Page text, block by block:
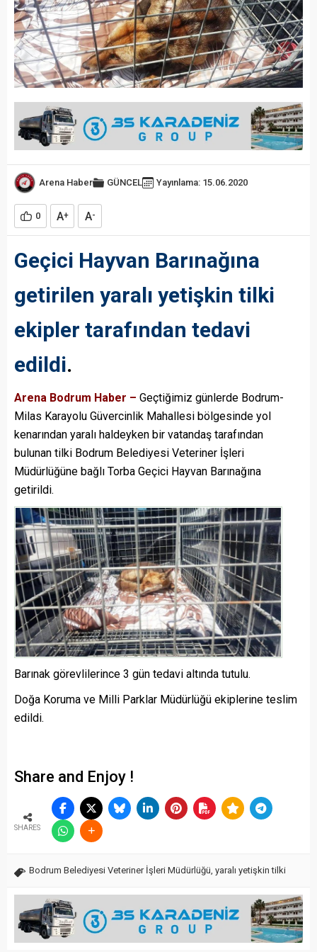
Arena Haber GÜNCEL Yayınlama: 15.06.2020
0 A+ A-
Geçici Hayvan Barınağına
getirilen yaralı yetişkin tilki
ekipler tarafından tedavi
edildi.
Arena Bodrum Haber – Geçtiğimiz günlerde Bodrum-
Milas Karayolu Güvercinlik Mahallesi bölgesinde yol
kenarından yaralı haldeyken bir vatandaş tarafından
bulunan tilki Bodrum Belediyesi Veteriner İşleri
Müdürlüğüne bağlı Torba Geçici Hayvan Barınağına
getirildi.
Barınak görevlilerince 3 gün tedavi altında tutulu.
Doğa Koruma ve Milli Parklar Müdürlüğü ekiplerine teslim
edildi.
Share and Enjoy !
SHARES
Bodrum Belediyesi Veteriner İşleri Müdürlüğü, yaralı yetişkin tilki